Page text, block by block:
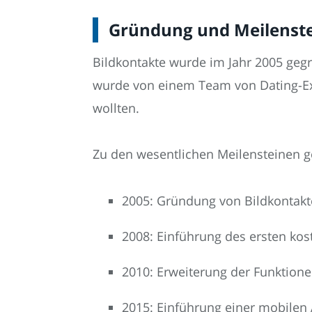
Gründung und
Bildkontakte wurde im Jahr 2005
wurde von einem Team von Dating-
wollten.
Zu den wesentlichen Meilensteinen
2005: Gründung von
2008: Einführung des ersten
2010: Erweiterung der
2015: Einführung einer